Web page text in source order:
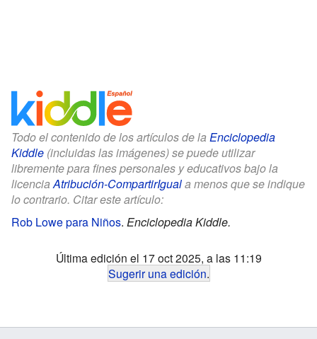
Todo el contenido de los artículos de la Enciclopedia
Kiddle (incluidas las imágenes) se puede utilizar
libremente para fines personales y educativos bajo la
licenciaAtribución-CompartirIguala menos que se indique
lo contrario. Citar este artículo:
Rob Lowe para Niños. Enciclopedia Kiddle.
Última edición el 17 oct 2025, a las 11:19
Sugerir una edición.